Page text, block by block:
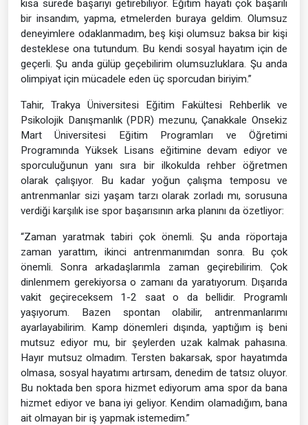
kısa sürede başarıyı getirebiliyor. Eğitim hayatı çok başarılı
bir insandım, yapma, etmelerden buraya geldim. Olumsuz
deneyimlere odaklanmadım, beş kişi olumsuz baksa bir kişi
desteklese ona tutundum. Bu kendi sosyal hayatım için de
geçerli. Şu anda gülüp geçebilirim olumsuzluklara. Şu anda
olimpiyat için mücadele eden üç sporcudan biriyim.”
Tahir, Trakya Üniversitesi Eğitim Fakültesi Rehberlik ve
Psikolojik Danışmanlık (PDR) mezunu, Çanakkale Onsekiz
Mart Üniversitesi Eğitim Programları ve Öğretimi
Programında Yüksek Lisans eğitimine devam ediyor ve
sporculuğunun yanı sıra bir ilkokulda rehber öğretmen
olarak çalışıyor. Bu kadar yoğun çalışma temposu ve
antrenmanlar sizi yaşam tarzı olarak zorladı mı, sorusuna
verdiği karşılık ise spor başarısının arka planını da özetliyor:
“Zaman yaratmak tabiri çok önemli. Şu anda röportaja
zaman yarattım, ikinci antrenmanımdan sonra. Bu çok
önemli. Sonra arkadaşlarımla zaman geçirebilirim. Çok
dinlenmem gerekiyorsa o zamanı da yaratıyorum. Dışarıda
vakit geçireceksem 1-2 saat o da bellidir. Programlı
yaşıyorum. Bazen spontan olabilir, antrenmanlarımı
ayarlayabilirim. Kamp dönemleri dışında, yaptığım iş beni
mutsuz ediyor mu, bir şeylerden uzak kalmak pahasına.
Hayır mutsuz olmadım. Tersten bakarsak, spor hayatımda
olmasa, sosyal hayatımı artırsam, denedim de tatsız oluyor.
Bu noktada ben spora hizmet ediyorum ama spor da bana
hizmet ediyor ve bana iyi geliyor. Kendim olamadığım, bana
ait olmayan bir iş yapmak istemedim.”